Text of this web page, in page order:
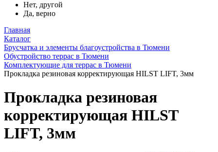
Нет, другой
Да, верно
Главная
Каталог
Брусчатка и элементы благоустройства в Тюмени
Обустройство террас в Тюмени
Комплектующие для террас в Тюмени
Прокладка резиновая корректирующая HILST LIFT, 3мм
Прокладка резиновая
корректирующая HILST
LIFT, 3мм